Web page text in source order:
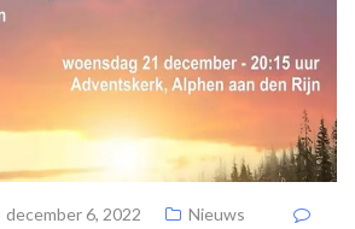
december 6, 2022
Nieuws